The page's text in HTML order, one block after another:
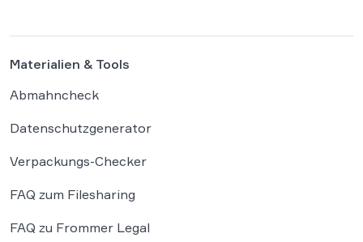
Materialien & Tools
Abmahncheck
Datenschutzgenerator
Verpackungs-Checker
FAQ zum Filesharing
FAQ zu Frommer Legal